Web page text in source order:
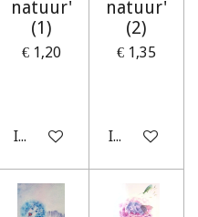
natuur'
(1)
€ 1,20
In winkelwagen
natuur'
(2)
€ 1,35
In